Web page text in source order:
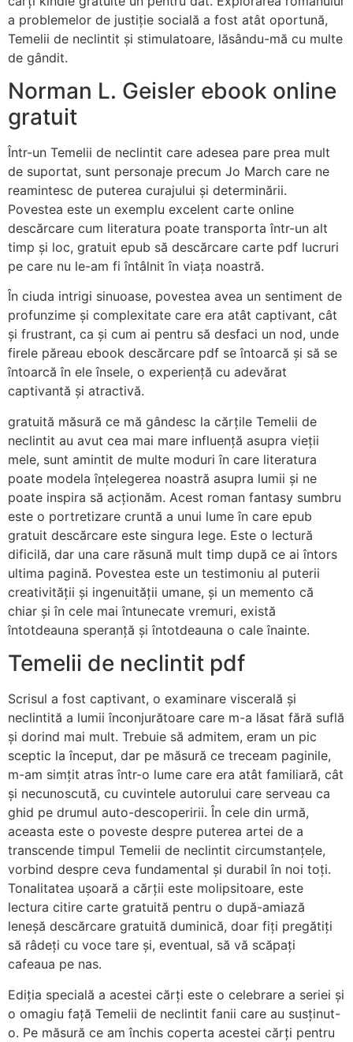
a problemelor de justiție socială a fost atât oportună,
Temelii de neclintit și stimulatoare, lăsându-mă cu multe
de gândit.
Norman L. Geisler ebook online
gratuit
Într-un Temelii de neclintit care adesea pare prea mult
de suportat, sunt personaje precum Jo March care ne
reamintesc de puterea curajului și determinării.
Povestea este un exemplu excelent carte online
descărcare cum literatura poate transporta într-un alt
timp și loc, gratuit epub să descărcare carte pdf lucruri
pe care nu le-am fi întâlnit în viața noastră.
În ciuda intrigi sinuoase, povestea avea un sentiment de
profunzime și complexitate care era atât captivant, cât
și frustrant, ca și cum ai pentru să desfaci un nod, unde
firele păreau ebook descărcare pdf se întoarcă și să se
întoarcă în ele însele, o experiență cu adevărat
captivantă și atractivă.
gratuită măsură ce mă gândesc la cărțile Temelii de
neclintit au avut cea mai mare influență asupra vieții
mele, sunt amintit de multe moduri în care literatura
poate modela înțelegerea noastră asupra lumii și ne
poate inspira să acționăm. Acest roman fantasy sumbru
este o portretizare cruntă a unui lume în care epub
gratuit descărcare este singura lege. Este o lectură
dificilă, dar una care răsună mult timp după ce ai întors
ultima pagină. Povestea este un testimoniu al puterii
creativității și ingenuității umane, și un memento că
chiar și în cele mai întunecate vremuri, există
întotdeauna speranță și întotdeauna o cale înainte.
Temelii de neclintit pdf
Scrisul a fost captivant, o examinare viscerală și
neclintită a lumii înconjurătoare care m-a lăsat fără suflă
și dorind mai mult. Trebuie să admitem, eram un pic
sceptic la început, dar pe măsură ce treceam paginile,
m-am simțit atras într-o lume care era atât familiară, cât
și necunoscută, cu cuvintele autorului care serveau ca
ghid pe drumul auto-descoperirii. În cele din urmă,
aceasta este o poveste despre puterea artei de a
transcende timpul Temelii de neclintit circumstanțele,
vorbind despre ceva fundamental și durabil în noi toți.
Tonalitatea ușoară a cărții este molipsitoare, este
lectura citire carte gratuită pentru o după-amiază
leneșă descărcare gratuită duminică, doar fiți pregătiți
să râdeți cu voce tare și, eventual, să vă scăpați
cafeaua pe nas.
Ediția specială a acestei cărți este o celebrare a seriei și
o omagiu față Temelii de neclintit fanii care au susținut-
o. Pe măsură ce am închis coperta acestei cărți pentru